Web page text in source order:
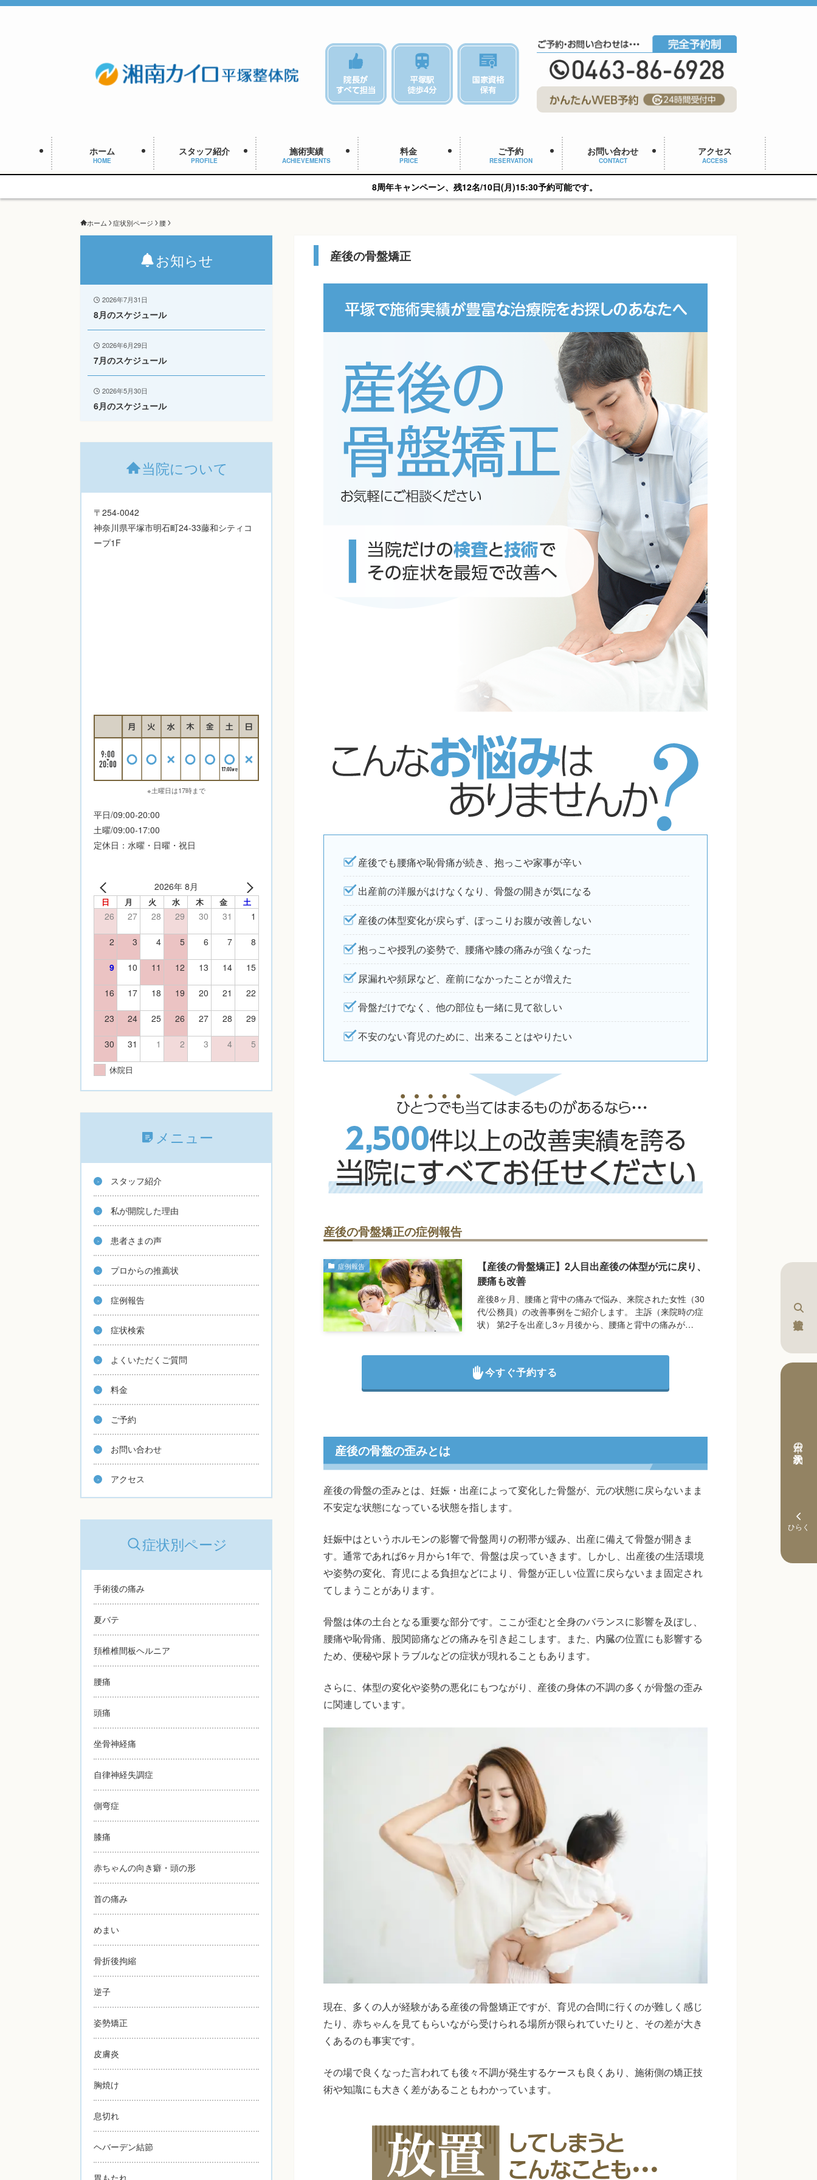
ホーム
HOME
スタッフ紹介
PROFILE
施術実績
ACHIEVEMENTS
料金
PRICE
ご予約
RESERVATION
お問い合わせ
CONTACT
アクセス
ACCESS
8周年キャンペーン、残12名/10日(月)15:30予約可能です。
ホーム 症状別ページ 腰
産後の骨盤矯正
本日の予約状況
産後でも腰痛や恥骨痛が続き、抱っこや家事が辛い
出産前の洋服がはけなくなり、骨盤の開きが気になる
産後の体型変化が戻らず、ぽっこりお腹が改善しない
抱っこや授乳の姿勢で、腰痛や膝の痛みが強くなった
尿漏れや頻尿など、産前になかったことが増えた
骨盤だけでなく、他の部位も一緒に見て欲しい
不安のない育児のために、出来ることはやりたい
産後の骨盤矯正の症例報告
症例報告
【産後の骨盤矯正】2人目出産後の体型が元に戻り、
腰痛も改善
産後8ヶ月、腰痛と背中の痛みで悩み、来院された女性（30
代/公務員）の改善事例をご紹介します。 主訴（来院時の症
状） 第2子を出産し3ヶ月後から、腰痛と背中の痛みが…
今すぐ予約する
産後の骨盤の歪みとは
産後の骨盤の歪みとは、妊娠・出産によって変化した骨盤が、元の状態に戻らないまま
不安定な状態になっている状態を指します。
妊娠中はというホルモンの影響で骨盤周りの靭帯が緩み、出産に備えて骨盤が開きま
す。通常であれば6ヶ月から1年で、骨盤は戻っていきます。しかし、出産後の生活環境
や姿勢の変化、育児による負担などにより、骨盤が正しい位置に戻らないまま固定され
てしまうことがあります。
骨盤は体の土台となる重要な部分です。ここが歪むと全身のバランスに影響を及ぼし、
腰痛や恥骨痛、股関節痛などの痛みを引き起こします。また、内臓の位置にも影響する
ため、便秘や尿トラブルなどの症状が現れることもあります。
さらに、体型の変化や姿勢の悪化にもつながり、産後の身体の不調の多くが骨盤の歪み
に関連しています。
現在、多くの人が経験がある産後の骨盤矯正ですが、育児の合間に行くのが難しく感じ
たり、赤ちゃんを見てもらいながら受けられる場所が限られていたりと、その差が大き
くあるのも事実です。
その場で良くなった言われても後々不調が発生するケースも良くあり、施術側の矯正技
術や知識にも大きく差があることもわかっています。
お知らせ
2026年7月31日
8月のスケジュール
2026年6月29日
7月のスケジュール
2026年5月30日
6月のスケジュール
当院について
〒254-0042
神奈川県平塚市明石町24-33藤和シティコ
ープ1F
※土曜日は17時まで
平日/09:00-20:00
土曜/09:00-17:00
定休日：水曜・日曜・祝日
2026年 8月
日 月 火 水 木 金 土
26 27 28 29 30 31 1
2 3 4 5 6 7 8
9 10 11 12 13 14 15
16 17 18 19 20 21 22
23 24 25 26 27 28 29
30 31 1 2 3 4 5
休院日
メニュー
スタッフ紹介
私が開院した理由
患者さまの声
プロからの推薦状
症例報告
症状検索
よくいただくご質問
料金
ご予約
お問い合わせ
アクセス
症状別ページ
手術後の痛み
夏バテ
頚椎椎間板ヘルニア
腰痛
頭痛
坐骨神経痛
自律神経失調症
側弯症
膝痛
赤ちゃんの向き癖・頭の形
首の痛み
めまい
骨折後拘縮
逆子
姿勢矯正
皮膚炎
胸焼け
息切れ
ヘバーデン結節